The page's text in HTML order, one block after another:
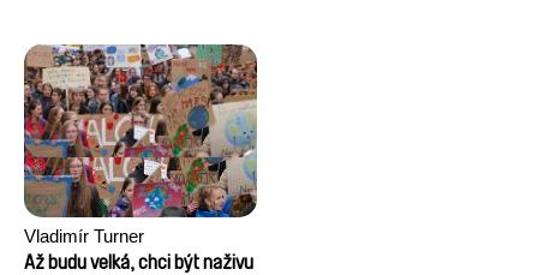
Vladimír Turner
Až budu velká, chci být naživu